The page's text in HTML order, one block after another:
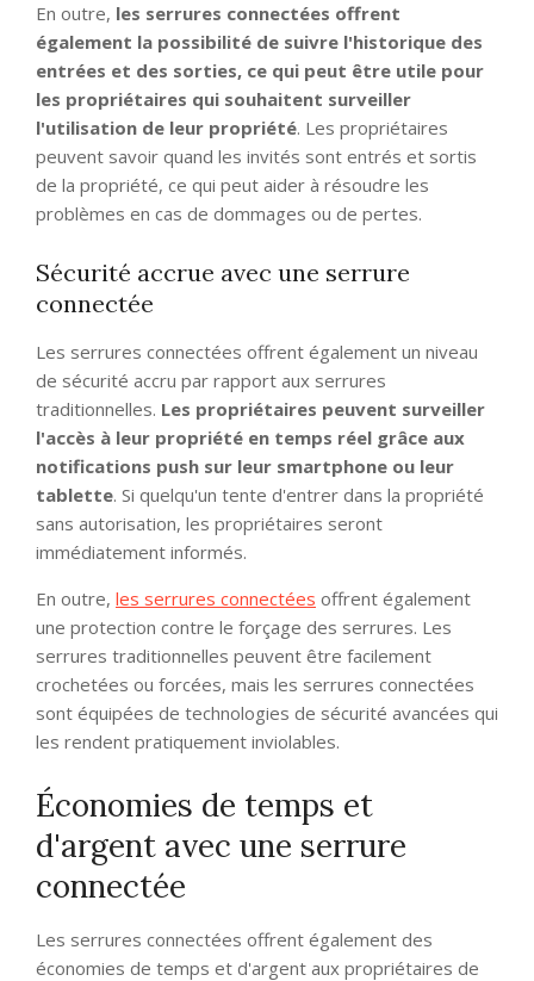
En outre, les serrures connectées offrent
également la possibilité de suivre l'historique des
entrées et des sorties, ce qui peut être utile pour
les propriétaires qui souhaitent surveiller
l'utilisation de leur propriété. Les propriétaires
peuvent savoir quand les invités sont entrés et sortis
de la propriété, ce qui peut aider à résoudre les
problèmes en cas de dommages ou de pertes.
Sécurité accrue avec une serrure
connectée
Les serrures connectées offrent également un niveau
de sécurité accru par rapport aux serrures
traditionnelles. Les propriétaires peuvent surveiller
l'accès à leur propriété en temps réel grâce aux
notifications push sur leur smartphone ou leur
tablette. Si quelqu'un tente d'entrer dans la propriété
sans autorisation, les propriétaires seront
immédiatement informés.
En outre, les serrures connectées offrent également
une protection contre le forçage des serrures. Les
serrures traditionnelles peuvent être facilement
crochetées ou forcées, mais les serrures connectées
sont équipées de technologies de sécurité avancées qui
les rendent pratiquement inviolables.
Économies de temps et
d'argent avec une serrure
connectée
Les serrures connectées offrent également des
économies de temps et d'argent aux propriétaires de